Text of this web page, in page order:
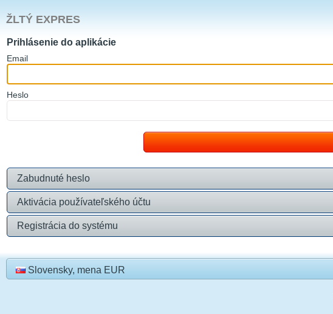
ŽLTÝ EXPRES
Prihlásenie do aplikácie
Email
Heslo
Zabudnuté heslo
Aktivácia používateľského účtu
Registrácia do systému
Slovensky, mena EUR